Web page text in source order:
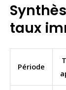
taux
Période